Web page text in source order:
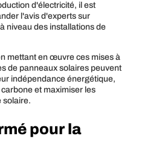
d'électricité, il est
l'avis d'experts sur
niveau des installations de
mettant en œuvre ces mises à
de panneaux solaires peuvent
indépendance énergétique,
et maximiser les
solaire.
pour la